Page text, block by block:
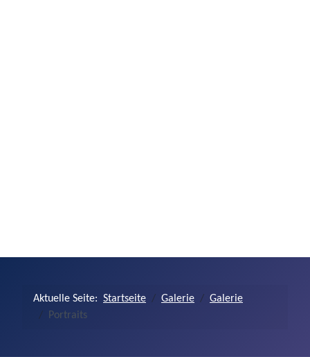
Aktuelle Seite: Startseite Galerie
Galerie
Portraits